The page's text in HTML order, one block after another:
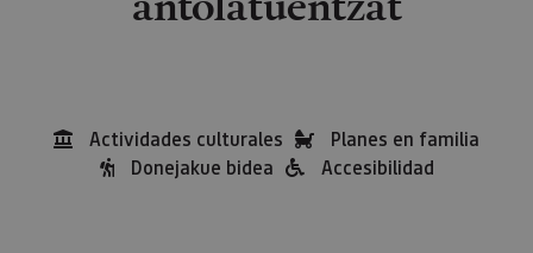
Actividades culturales
Planes en familia
Donejakue bidea
Accesibilidad